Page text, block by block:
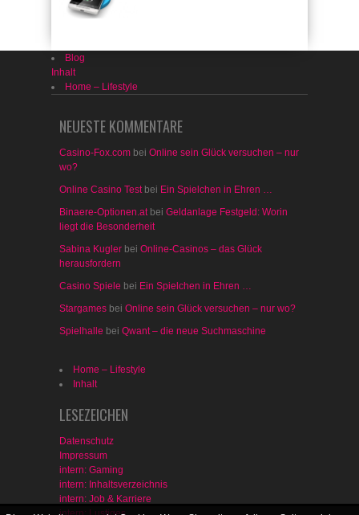
Blog
Inhalt
Home – Lifestyle
NEUESTE KOMMENTARE
Casino-Fox.com bei Online sein Glück versuchen – nur
wo?
Online Casino Testbei Ein Spielchen in Ehren …
Binaere-Optionen.atbei Geldanlage Festgeld: Worin
liegt die Besonderheit
Sabina Kugler bei Online-Casinos – das Glück
herausfordern
Casino Spiele bei Ein Spielchen in Ehren …
Stargames bei Online sein Glück versuchen – nur wo?
Spielhalle bei Qwant – die neue Suchmaschine
Home – Lifestyle
Inhalt
LESEZEICHEN
Datenschutz
Impressum
intern: Gaming
intern: Inhaltsverzeichnis
intern: Job & Karriere